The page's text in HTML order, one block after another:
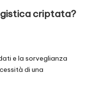
criptata?
e la sorveglianza
di una